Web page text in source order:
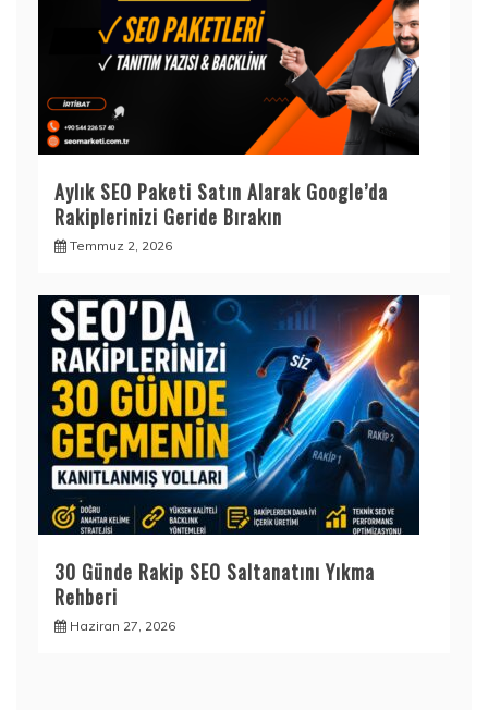
Aylık SEO Paketi Satın Alarak Google’da
Rakiplerinizi Geride Bırakın
Temmuz 2, 2026
30 Günde Rakip SEO Saltanatını Yıkma
Rehberi
Haziran 27, 2026